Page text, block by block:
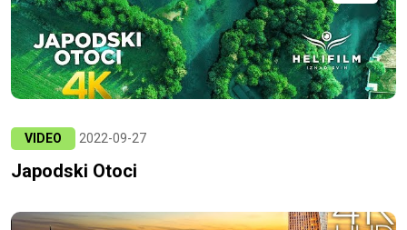
VIDEO 2022-09-27
Japodski Otoci